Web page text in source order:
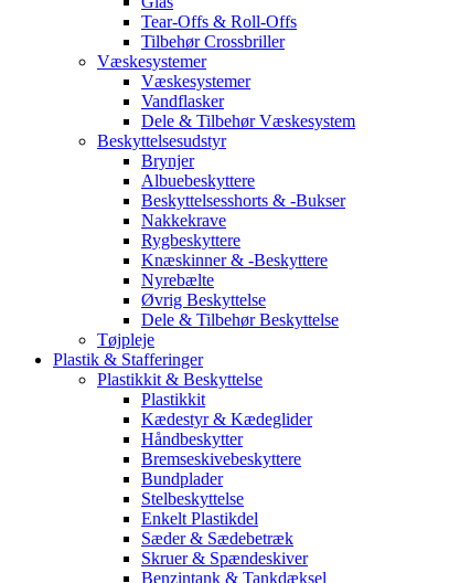
Tear-Offs & Roll-Offs
Tilbehør Crossbriller
Væskesystemer
Væskesystemer
Vandflasker
Dele & Tilbehør Væskesystem
Beskyttelsesudstyr
Brynjer
Albuebeskyttere
Beskyttelsesshorts & -Bukser
Nakkekrave
Rygbeskyttere
Knæskinner & -Beskyttere
Nyrebælte
Øvrig Beskyttelse
Dele & Tilbehør Beskyttelse
Tøjpleje
Plastik & Stafferinger
Plastikkit & Beskyttelse
Plastikkit
Kædestyr & Kædeglider
Håndbeskytter
Bremseskivebeskyttere
Bundplader
Stelbeskyttelse
Enkelt Plastikdel
Sæder & Sædebetræk
Skruer & Spændeskiver
Benzintank & Tankdæksel